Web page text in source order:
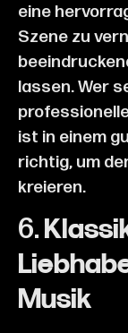
eine
Szene zu
lassen. Wer
ist in einem
richtig, um
kreieren.
6.
Musik